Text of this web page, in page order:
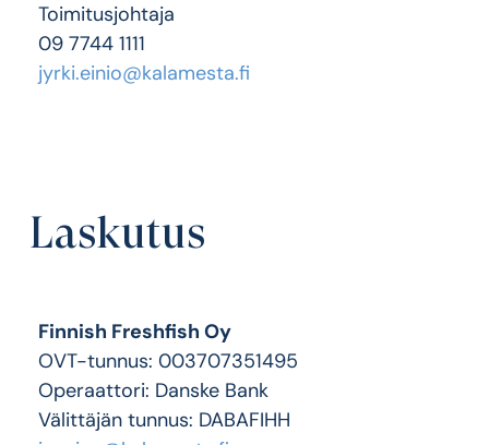
Toimitusjohtaja
09 7744 1111
jyrki.einio@kalamesta.fi
Laskutus
Finnish Freshfish Oy
OVT-tunnus: 003707351495
Operaattori: Danske Bank
Välittäjän tunnus: DABAFIHH